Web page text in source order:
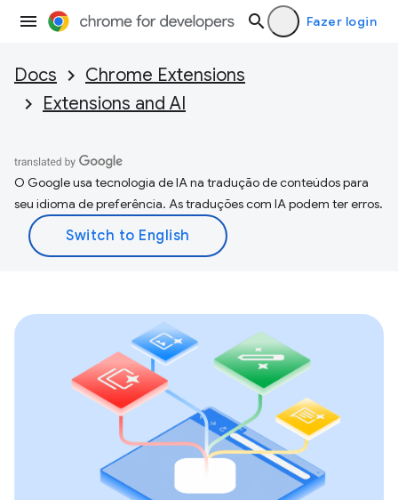
Fazer login
Docs
Chrome Extensions
Extensions and AI
O Google usa tecnologia de IA na tradução de conteúdos para
seu idioma de preferência. As traduções com IA podem ter erros.